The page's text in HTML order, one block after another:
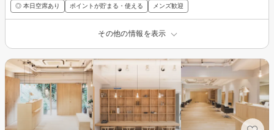
◎ 本日空席あり ポイントが貯まる・使える メンズ歓迎
その他の情報を表示